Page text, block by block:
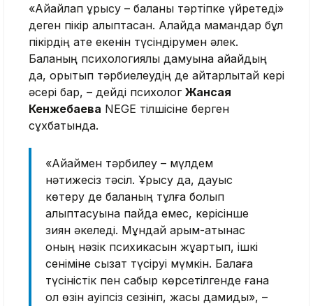
«Айқайлап ұрысу – баланы тәртіпке үйретеді»
деген пікір қалыптасқан. Алайда мамандар бұл
пікірдің қате екенін түсіндірумен әлек.
Баланың психологиялық дамуына айқайдың
да, қорқытып тәрбиелеудің де айтарлықтай кері
әсері бар, – дейді психолог Жансая
Кенжебаева NEGE тілшісіне берген
сұхбатында.
«Айқаймен тәрбилеу – мүлдем
нәтижесіз тәсіл. Ұрысу да, дауыс
көтеру де баланың тұлға болып
қалыптасуына пайда емес, керісінше
зиян әкеледі. Мұндай қарым-қатынас
оның нәзік психикасын жұқартып, ішкі
сеніміне сызат түсіруі мүмкін. Балаға
түсіністік пен сабыр көрсетілгенде ғана
ол өзін қауіпсіз сезініп, жақсы дамиды», –